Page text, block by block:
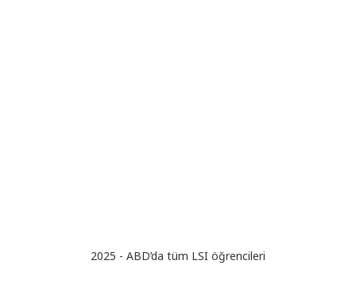
2025 - ABD’da tüm LSI öğrencileri